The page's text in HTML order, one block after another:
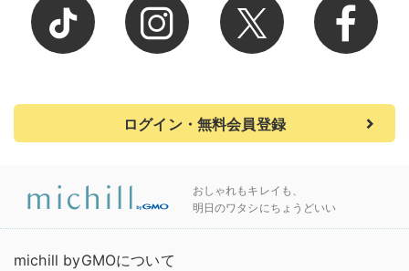
ログイン・無料会員登録
おしゃれもキレイも、
明日のワタシにちょうどいい
michill byGMOについて